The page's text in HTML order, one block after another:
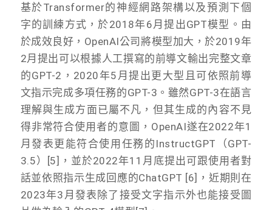
基於Transformer的神經網路架構以及預測下個
字的訓練方式，於2018年6月提出GPT模型。由
於成效良好，OpenAI公司將模型加大，於2019年
2月提出可以根據人工撰寫的前導文輸出完整文章
的GPT-2，2020年5月提出更大型且可依照前導
文指示完成多項任務的GPT-3。雖然GPT-3在語言
理解與生成方面已屬不凡，但其生成的內容不見
得非常符合使用者的意圖，OpenAI遂在2022年1
月發表更能符合使用任務的InstructGPT（GPT-
3.5）[5]，並於2022年11月底提出可跟使用者對
話並依照指示生成回應的ChatGPT [6]，近期則在
2023年3月發表除了接受文字指示外也能接受圖